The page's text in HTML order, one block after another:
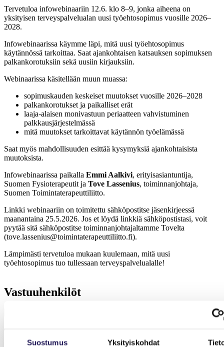
Suostumus Yksityiskohdat
Tervetuloa infowebinaariin 12.6. klo 8–9, jonka aiheena on
yksityisen terveyspalvelualan uusi työehtosopimus vuosille 2026–
2028.
Infowebinaarissa käymme läpi, mitä uusi työehtosopimus
käytännössä tarkoittaa. Saat ajankohtaisen katsauksen sopimuksen
palkankorotuksiin sekä uusiin kirjauksiin.
Webinaarissa käsitellään muun muassa:
sopimuskauden keskeiset muutokset vuosille 2026–2028
palkankorotukset ja paikalliset erät
laaja-alaisen monivastuun periaatteen vahvistuminen
palkkausjärjestelmässä
mitä muutokset tarkoittavat käytännön työelämässä
Saat myös mahdollisuuden esittää kysymyksiä ajankohtaisista
muutoksista.
Infowebinaarissa paikalla Emmi Aalkivi, erityisasiantuntija,
Suomen Fysioterapeutit ja Tove Lassenius, toiminnanjohtaja,
Suomen Toimintaterapeuttiliitto.
Linkki webinaariin on toimitettu sähköpostitse jäsenkirjeessä
maanantaina 25.5.2026. Jos et löydä linkkiä sähköpostistasi, voit
pyytää sitä sähköpostitse toiminnanjohtajaltamme Tovelta
(tove.lassenius@toimintaterapeuttiliitto.fi).
Lämpimästi tervetuloa mukaan kuulemaan, mitä uusi
työehtosopimus tuo tullessaan terveyspalvelualalle!
Vastuuhenkilöt
Tove Lassenius